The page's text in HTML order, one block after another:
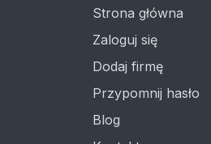
Strona główna
Zaloguj się
Dodaj firmę
Przypomnij hasło
Blog